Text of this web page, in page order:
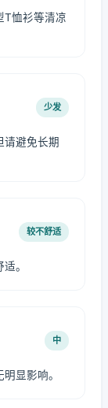
T恤衫等清凉
少发
请避免长期
较不舒适
。
中
显影响。